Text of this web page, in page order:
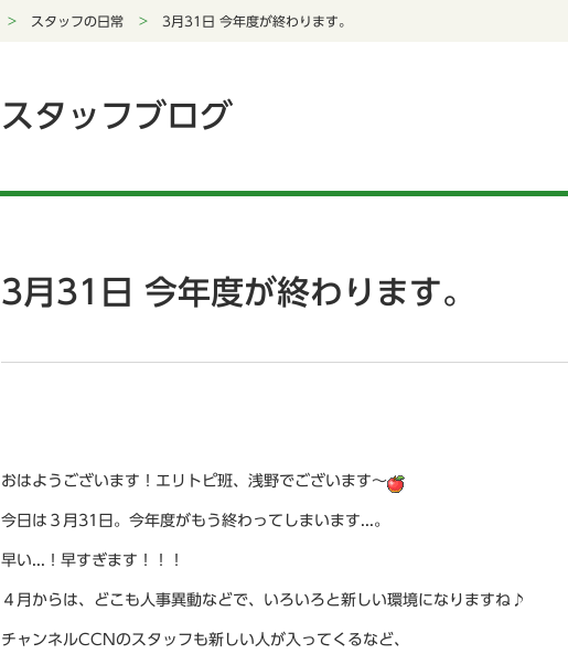
スタッフの日常 3月31日 今年度が終わります。
スタッフブログ
3月31日 今年度が終わります。
おはようございます！エリトピ班、浅野でございます～
今日は３月31日。今年度がもう終わってしまいます...。
早い...！早すぎます！！！
４月からは、どこも人事異動などで、いろいろと新しい環境になりますね♪
チャンネルCCNのスタッフも新しい人が入ってくるなど、